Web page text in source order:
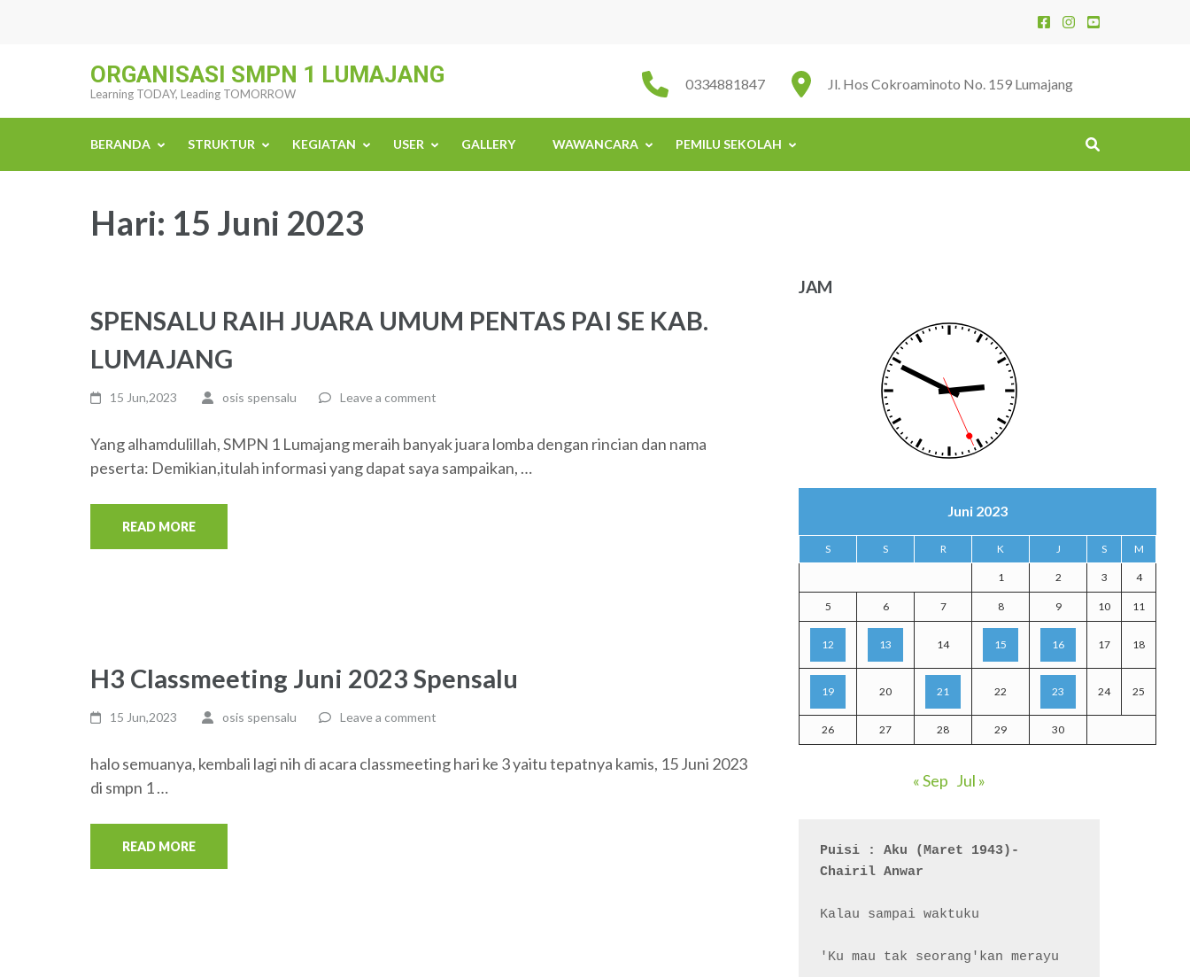
ORGANISASI SMPN 1 LUMAJANG
Learning TODAY, Leading TOMORROW
Jl. Hos Cokroaminoto No. 159 Lumajang
0334881847
BERANDA STRUKTUR KEGIATAN USER GALLERY WAWANCARA PEMILU SEKOLAH
Hari: 15 Juni 2023
SPENSALU RAIH JUARA UMUM PENTAS PAI SE KAB.
LUMAJANG
15 Jun,2023 osis spensalu Leave a comment
Yang alhamdulillah, SMPN 1 Lumajang meraih banyak juara lomba dengan rincian dan nama
peserta: Demikian,itulah informasi yang dapat saya sampaikan, …
READ MORE
H3 Classmeeting Juni 2023 Spensalu
15 Jun,2023 osis spensalu Leave a comment
halo semuanya, kembali lagi nih di acara classmeeting hari ke 3 yaitu tepatnya kamis, 15 Juni 2023
di smpn 1 …
READ MORE
JAM
Juni 2023
S S R K J S M
1 2 3 4
5 6 7 8 9 10 11
12 13 14 15 16 17 18
19 20 21 22 23 24 25
26 27 28 29 30
« Sep Jul »
Puisi : Aku (Maret 1943)-
Chairil Anwar
Kalau sampai waktuku
'Ku mau tak seorang'kan merayu